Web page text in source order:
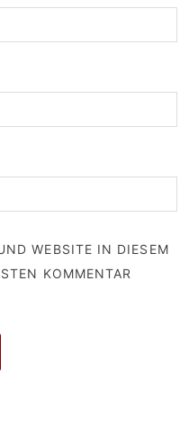
WEBSITE IN DIESEM
KOMMENTAR